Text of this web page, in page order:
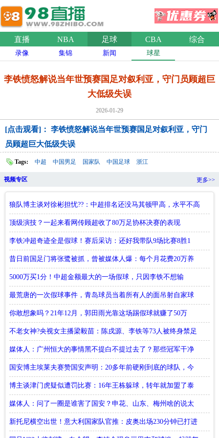
直播 NBA 足球 CBA 综合
录像 集锦 新闻 球星
李铁愤怒解说当年世预赛国足对叙利亚，守门员顾超巨
大低级失误
2026-01-29
[点击观看]： 李铁愤怒解说当年世预赛国足对叙利亚，守门
员顾超巨大低级失误
Tags: 中超 中国男足 国家队 中国足球 浙江
视频专区 更多>>
狼队博主谈对徐彬担忧??：中超排名还没马其顿甲高，水平不高
顶级演技？一起来看网传顾超收了80万足协杯决赛的表现
李铁冲超奇迹全是假球！赛后采访：还好我带队9场比赛8胜1
平！
昔日前国足门将张鹭被抓，曾被媒体人爆：每个月花费20万养
小三
5000万买1分！中超金额最大的一场假球，只因李铁不想输
最荒唐的一次假球事件，青岛球员当着所有人的面吊射自家球
门
你敢想象吗？21年12月，郭田雨光靠这场踢假球就赚了50万
不老女神?央视女主播梁毅苗：陈戌源、李铁等73人被终身禁足
媒体人：广州恒大的事情黑不提白不提过去了？那些冠军干净
吗？
国安博主埃莱夫赛赞国安声明：20多年前硬刚到底的球队，今
日依旧
博主谈津门虎疑似遭罚比赛：16年王栋躲球，转年就加盟了泰
达
媒体人：问了一圈是谁害了国安？申花、山东、梅州啥的说太
多了
新托尼横空出世！意大利国家队官推：皮奥出场230分钟已打进